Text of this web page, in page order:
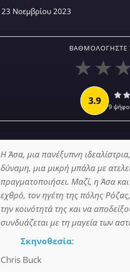
23 Νοεμβρίου 2023
ΒΑΘΜΟΛΟΓΉΣΤΕ
3.9 9
Η Άσα, μια πανέξυπνη
δύναμη, μια μικρή μπάλα με
πραγματοποιήσει. Μαζί, η Άσα
εχθρό, τον ηγέτη της πόλης
την κοινότητά της και να
συνδυάζεται με τη μαγεία των
Σκηνοθεσία:
Chris Buck